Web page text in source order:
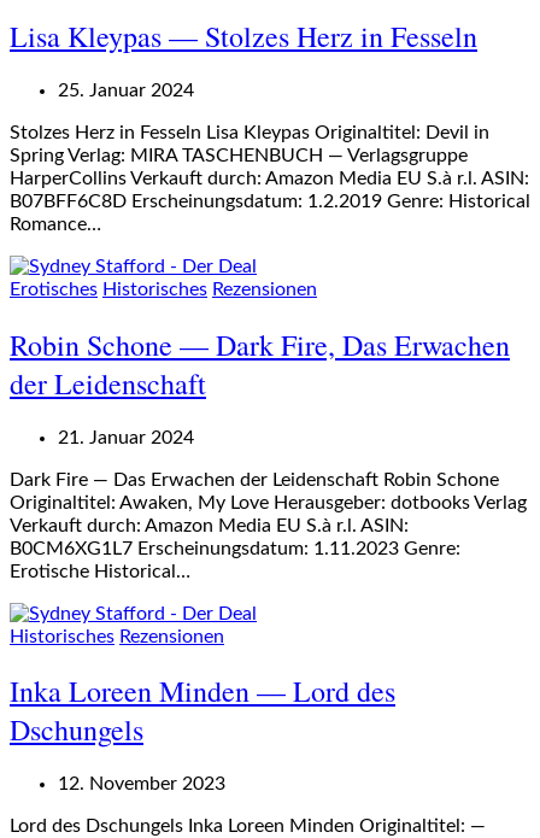
Lisa Kleypas — Stolzes Herz in Fesseln
25. Januar 2024
Stolzes Herz in Fesseln Lisa Kleypas Originaltitel: Devil in
Spring Verlag: MIRA TASCHENBUCH — Verlagsgruppe
HarperCollins Verkauft durch: Amazon Media EU S.à r.l. ASIN:
B07BFF6C8D Erscheinungsdatum: 1.2.2019 Genre: Historical
Romance…
Erotisches Historisches Rezensionen
Robin Schone — Dark Fire, Das Erwachen
der Leidenschaft
21. Januar 2024
Dark Fire — Das Erwachen der Leidenschaft Robin Schone
Originaltitel: Awaken, My Love Herausgeber: dotbooks Verlag
Verkauft durch: Amazon Media EU S.à r.l. ASIN:
B0CM6XG1L7 Erscheinungsdatum: 1.11.2023 Genre:
Erotische Historical…
Historisches Rezensionen
Inka Loreen Minden — Lord des
Dschungels
12. November 2023
Lord des Dschungels Inka Loreen Minden Originaltitel: —